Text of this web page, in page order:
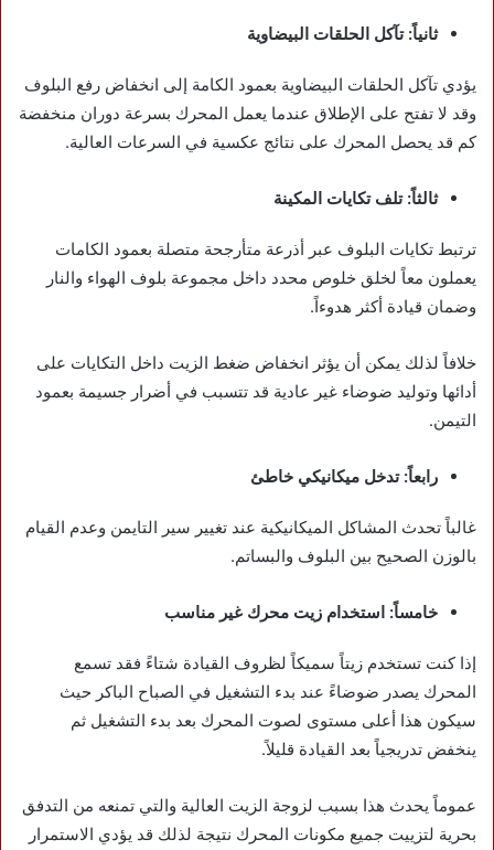
ثانياً: تآكل الحلقات البيضاوية
يؤدي تآكل الحلقات البيضاوية بعمود الكامة إلى انخفاض رفع البلوف
وقد لا تفتح على الإطلاق عندما يعمل المحرك بسرعة دوران منخفضة
كم قد يحصل المحرك على نتائج عكسية في السرعات العالية.
ثالثاً: تلف تكايات المكينة
ترتبط تكايات البلوف عبر أذرعة متأرجحة متصلة بعمود الكامات
يعملون معاً لخلق خلوص محدد داخل مجموعة بلوف الهواء والنار
وضمان قيادة أكثر هدوءاً.
خلافاً لذلك يمكن أن يؤثر انخفاض ضغط الزيت داخل التكايات على
أدائها وتوليد ضوضاء غير عادية قد تتسبب في أضرار جسيمة بعمود
التيمن.
رابعاً: تدخل ميكانيكي خاطئ
غالباً تحدث المشاكل الميكانيكية عند تغيير سير التايمن وعدم القيام
بالوزن الصحيح بين البلوف والبساتم.
خامساً: استخدام زيت محرك غير مناسب
إذا كنت تستخدم زيتاً سميكاً لظروف القيادة شتاءً فقد تسمع
المحرك يصدر ضوضاءً عند بدء التشغيل في الصباح الباكر حيث
سيكون هذا أعلى مستوى لصوت المحرك بعد بدء التشغيل ثم
ينخفض ​​تدريجياً بعد القيادة قليلاً.
عموماً يحدث هذا بسبب لزوجة الزيت العالية والتي تمنعه من التدفق
بحرية لتزييت جميع مكونات المحرك نتيجة لذلك قد يؤدي الاستمرار